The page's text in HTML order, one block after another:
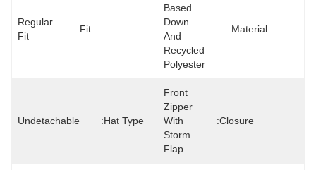
Material:
Based
Down
And
Recycled
Polyester
Fit:
Regular
Fit
Closure:
Front
Zipper
With
Storm
Flap
Hat Type:
Undetachable